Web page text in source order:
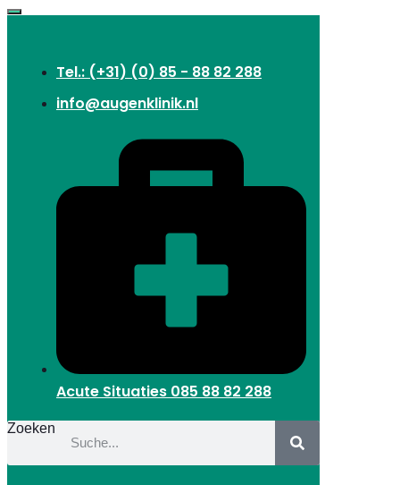
Tel.: (+31) (0) 85 - 88 82 288
info@augenklinik.nl
Acute Situaties 085 88 82 288
Zoeken